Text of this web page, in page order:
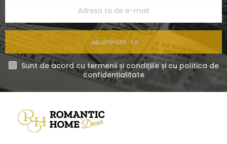
Aboneaza-te
Sunt de acord cu termenii și condițiile și cu politica de
confidențialitate